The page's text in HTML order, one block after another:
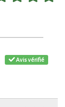
Avis vérifié